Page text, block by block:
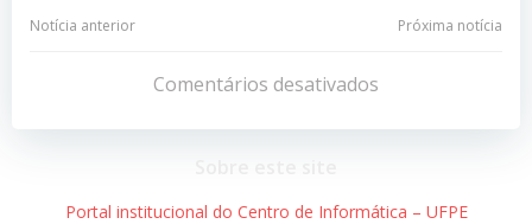
Navegação
Post
Notícia anterior
Navegação
de
Post
Próxima notícia
Comentários desativados
Portal institucional do Centro de Informática – UFPE